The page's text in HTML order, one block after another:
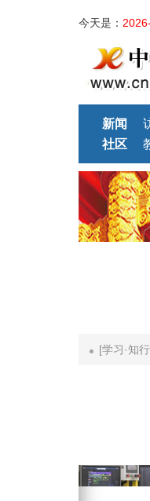
今天是：
新闻
社区
[学习·知行